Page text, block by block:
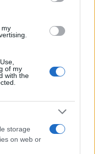
my
of my
with the
storage
on web or